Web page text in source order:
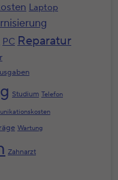
Laptop
PC Reparatur
Studium Telefon
Wartung
Zahnarzt